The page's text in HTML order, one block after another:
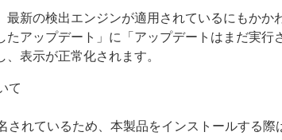
最新の検出エンジンが適用されているにもか
アップデート」に「アップデートはまだ実行
表示が正常化されます。
て
れているため、本製品をインストールする